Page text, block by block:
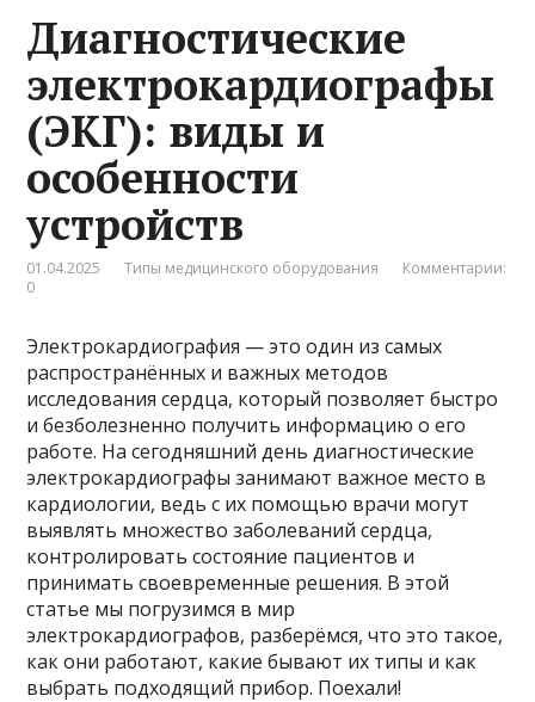
Диагностические
электрокардиографы
(ЭКГ): виды и
особенности
устройств
01.04.2025 Типы медицинского оборудования
Комментарии:
0
Электрокардиография — это один из самых
распространённых и важных методов
исследования сердца, который позволяет быстро
и безболезненно получить информацию о его
работе. На сегодняшний день диагностические
электрокардиографы занимают важное место в
кардиологии, ведь с их помощью врачи могут
выявлять множество заболеваний сердца,
контролировать состояние пациентов и
принимать своевременные решения. В этой
статье мы погрузимся в мир
электрокардиографов, разберёмся, что это такое,
как они работают, какие бывают их типы и как
выбрать подходящий прибор. Поехали!